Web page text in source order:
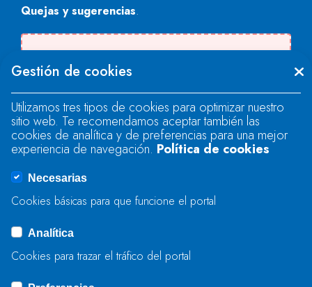
Quejas y sugerencias.
"text".
Se produjo un error al cargar el campo
"text".
Se produjo un error al cargar el campo
ENVIAR
Gestión de cookies
Utilizamos tres tipos de cookies para optimizar nuestro
sitio web. Te recomendamos aceptar también las
cookies de analítica y de preferencias para una mejor
experiencia de navegación. Política de cookies
Necesarias
Cookies básicas para que funcione el portal
Analítica
Cookies para trazar el tráfico del portal